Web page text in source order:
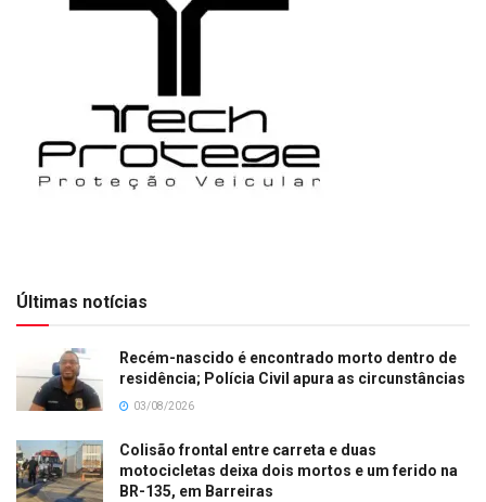
Últimas notícias
Recém-nascido é encontrado morto dentro de
residência; Polícia Civil apura as circunstâncias
03/08/2026
Colisão frontal entre carreta e duas
motocicletas deixa dois mortos e um ferido na
BR-135, em Barreiras